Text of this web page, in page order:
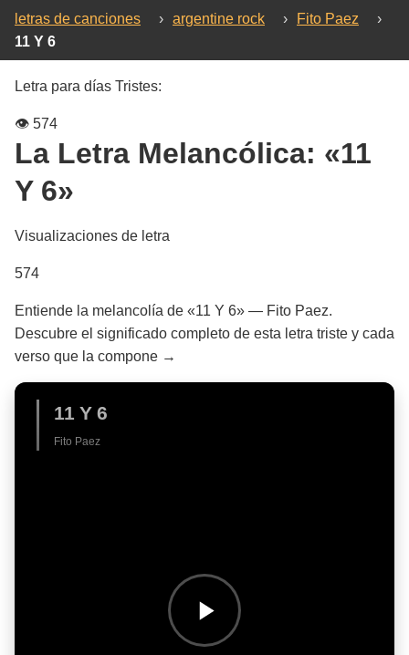
letras de canciones › argentine rock › Fito Paez
›
11 Y 6
Letra para días Tristes:
👁️ 574
La Letra Melancólica: «11
Y 6»
Visualizaciones de letra
574
Entiende la melancolía de «11 Y 6» — Fito Paez.
Descubre el significado completo de esta letra triste y cada
verso que la compone →
11 Y 6
Fito Paez